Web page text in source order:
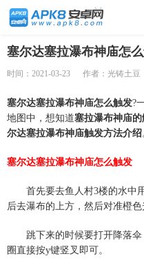
塞尔达塞拉瀑布神庙怎
时间：2021-03-23 作者：光铸土豆
塞尔达塞拉瀑布神庙怎么触发?
地图中，想知道塞拉瀑布神庙
尔达塞拉瀑布神庙触发方法介绍
塞尔达塞拉瀑布神庙怎么触发
首先要去鱼人村3楼的水中用
后去瀑布的上方，然后对准橙色
跳下来的时候要打开降落伞
圈直接按y键竖叉即可。